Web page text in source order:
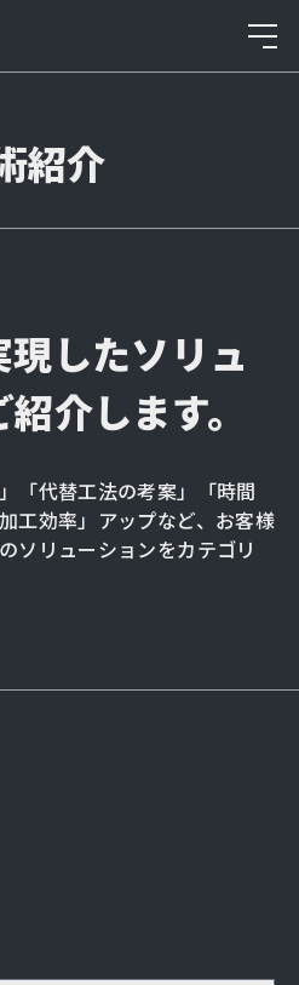
紹介
現したソリュ
介します。
「代替工法の考案」「時間
工効率」アップなど、 お客様
ソリューションをカテゴリ